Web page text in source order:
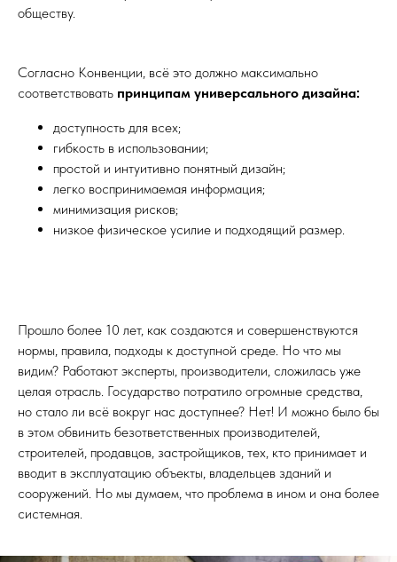
обществу.
Согласно Конвенции, всё это должно максимально
соответствовать принципам универсального дизайна:
доступность для всех;
гибкость в использовании;
простой и интуитивно понятный дизайн;
легко воспринимаемая информация;
минимизация рисков;
низкое физическое усилие и подходящий размер.
Прошло более 10 лет, как создаются и совершенствуются
нормы, правила, подходы к доступной среде. Но что мы
видим? Работают эксперты, производители, сложилась уже
целая отрасль. Государство потратило огромные средства,
но стало ли всё вокруг нас доступнее? Нет! И можно было бы
в этом обвинить безответственных производителей,
строителей, продавцов, застройщиков, тех, кто принимает и
вводит в эксплуатацию объекты, владельцев зданий и
сооружений. Но мы думаем, что проблема в ином и она более
системная.